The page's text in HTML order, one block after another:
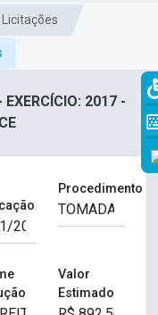
Licitações
2017 -
Procedimento
Valor
Estimado